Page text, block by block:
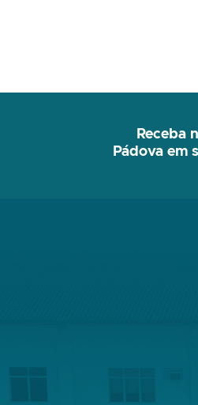
Receba
Pádova em